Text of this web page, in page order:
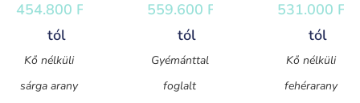
454.800 Ft
tól
Kő nélküli
sárga arany
559.600 Ft
tól
Gyémánttal
foglalt
531.000 Ft
tól
Kő nélküli
fehérarany